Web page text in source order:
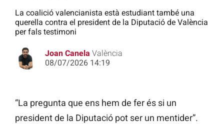
La coalició valencianista està estudiant també una
querella contra el president de la Diputació de València
per fals testimoni
Joan Canela València
08/07/2026 14:19
“La pregunta que ens hem de fer és si un
president de la Diputació pot ser un mentider”.